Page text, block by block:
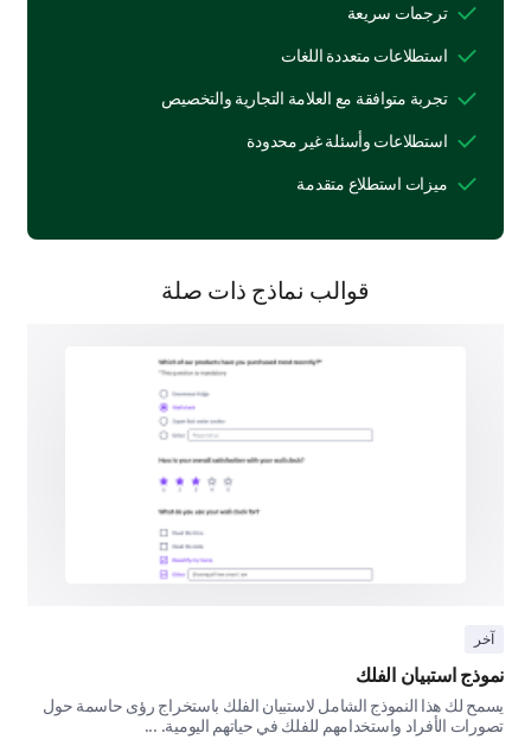
ساعدني التدريب في تحسين أدائي في العمل.
احتياجات التدريب الخاصة بك
الآن، نود أن نفهم احتياجاتك وتفضيلاتك التدريبية الحالية
بشكل أفضل.
مهارات التواصل
ما مدى إلحاح احتياجاتك التدريبية هذه؟
هل هناك تحديات معينة تواجهها في العمل تأمل أن
يتناولها تدريبنا؟
ترجمات سريعة
استطلاعات متعددة اللغات
تجربة متوافقة مع العلامة التجارية والتخصيص
استطلاعات وأسئلة غير محدودة
ميزات استطلاع متقدمة
قوالب نماذج ذات صلة
آخر
نموذج استبيان الفلك
يسمح لك هذا النموذج الشامل لاستبيان الفلك باستخراج رؤى حاسمة حول
تصورات الأفراد واستخدامهم للفلك في حياتهم اليومية. ...